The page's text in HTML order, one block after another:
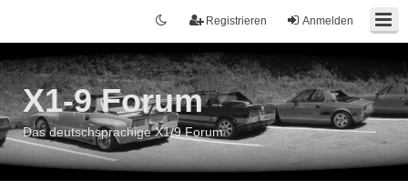
Anmelden
Registrieren
X1-9 Forum
Das deutschsprachige X1/9 Forum